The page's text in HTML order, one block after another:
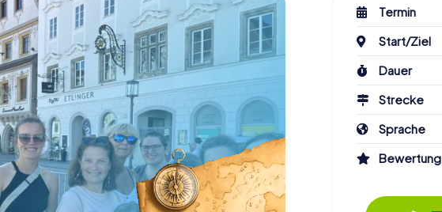
Termin
Start/Ziel
Dauer
Strecke
Sprache
Bewertung